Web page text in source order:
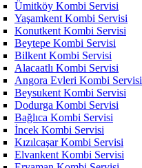
Ümitköy Kombi Servisi
Yaşamkent Kombi Servisi
Konutkent Kombi Servisi
Beytepe Kombi Servisi
Bilkent Kombi Servisi
Alacaatlı Kombi Servisi
Angora Evleri Kombi Servisi
Beysukent Kombi Servisi
Dodurga Kombi Servisi
Bağlıca Kombi Servisi
İncek Kombi Servisi
Kızılcaşar Kombi Servisi
Elvankent Kombi Servisi